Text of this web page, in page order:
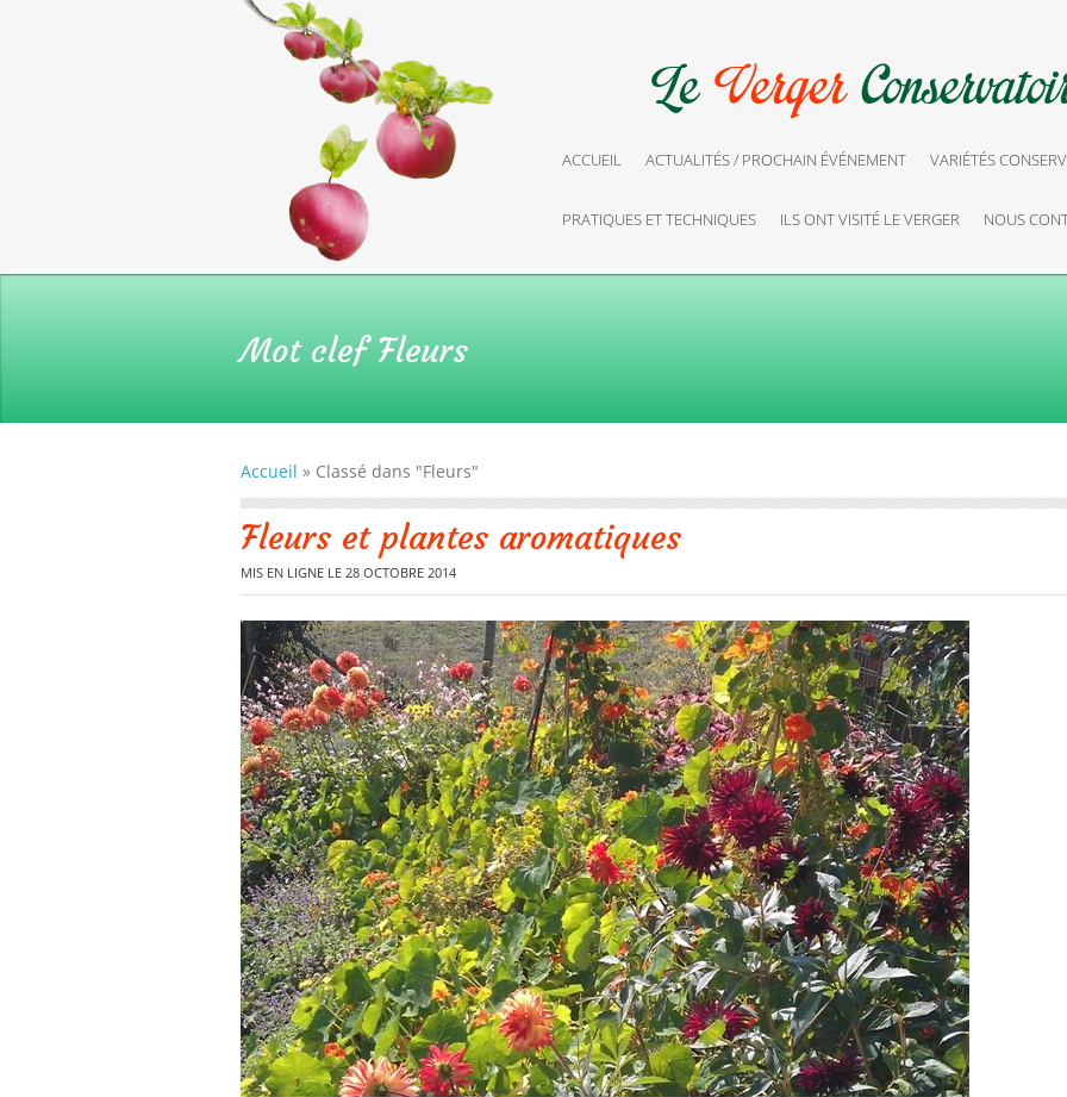
ACCUEIL ACTUALITÉS / PROCHAIN ÉVÉNEMENT VARIÉTÉS
PRATIQUES ET TECHNIQUES ILS ONT VISITÉ LE VERGER NOUS
Mot clefFleurs
Accueil » Classé dans "Fleurs"
Fleurs et plantes aromatiques
MIS EN LIGNE LE 28 OCTOBRE 2014